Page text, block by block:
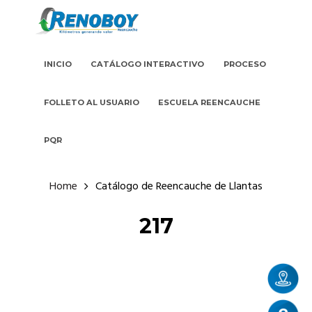
INICIO CATÁLOGO INTERACTIVO PROCESO
FOLLETO AL USUARIO ESCUELA REENCAUCHE
PQR
Home Catálogo de Reencauche de Llantas
217